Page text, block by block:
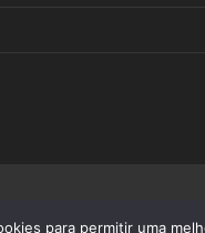
para permitir uma